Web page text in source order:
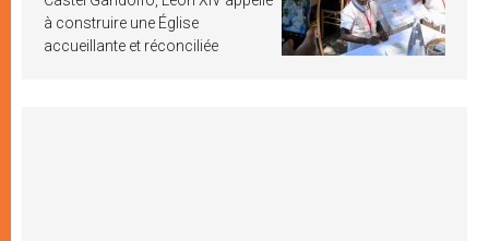
à construire une Église
accueillante et réconciliée